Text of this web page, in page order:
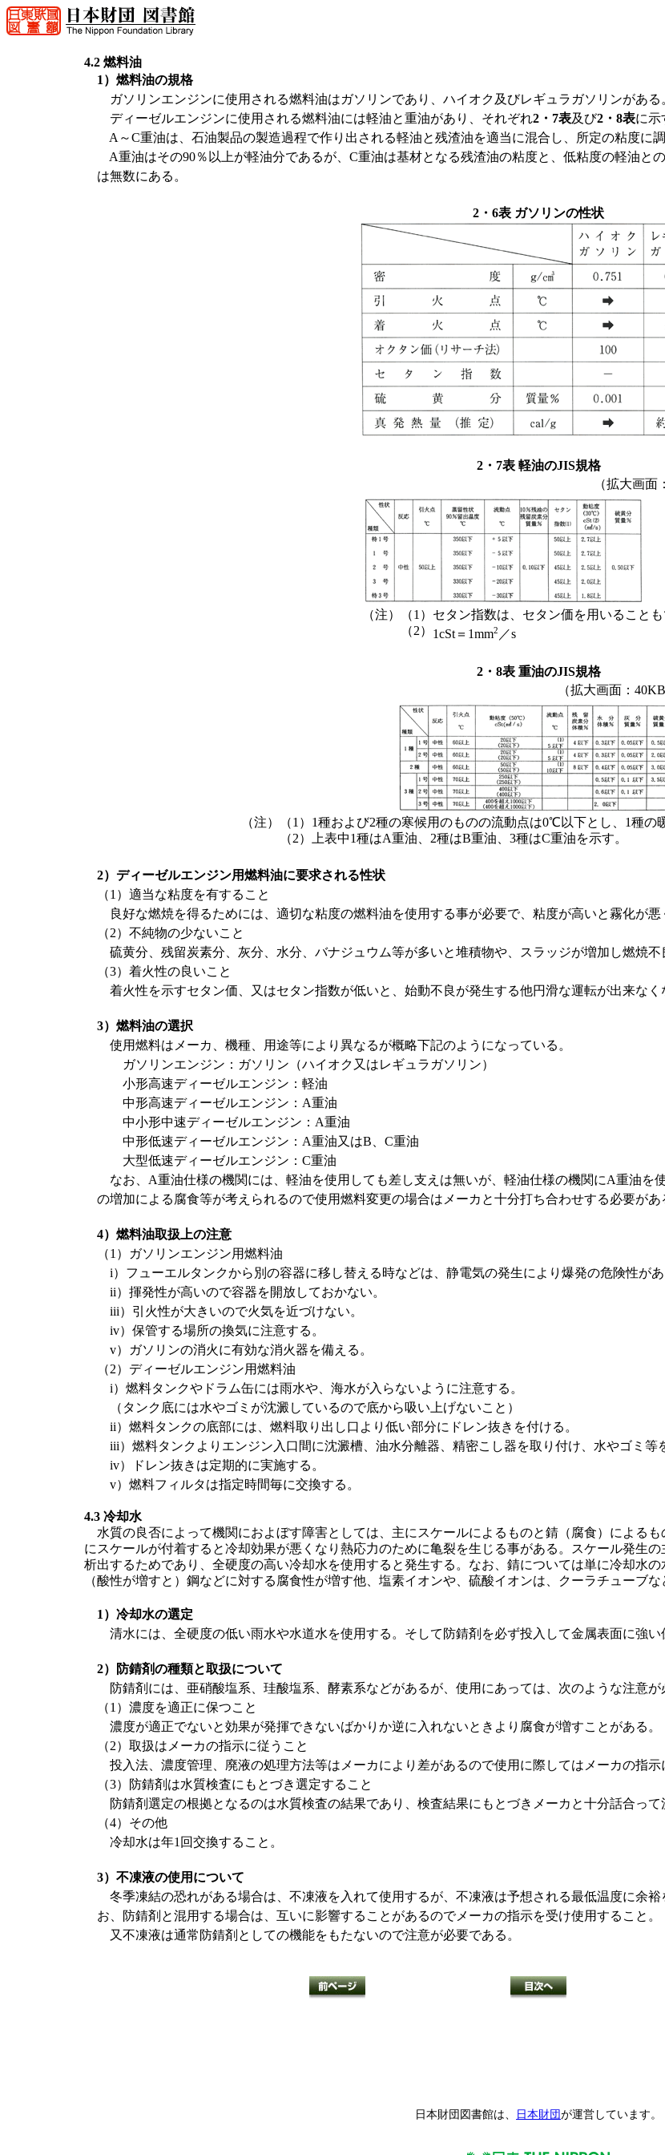
4.2 燃料油
1）燃料油の規格
ガソリンエンジンに使用される燃料油はガソリンであり、ハイオク及びレギュラガソリンがあ
ディーゼルエンジンに使用される燃料油には軽油と重油があり、それぞれ2・7表及び2・8表に示
A～C重油は、石油製品の製造過程で作り出される軽油と残渣油を適当に混合し、所定の粘度に調
A重油はその90％以上が軽油分であるが、C重油は基材となる残渣油の粘度と、低粘度の軽油と
は無数にある。
2・6表 ガソリンの性状
2・7表 軽油のJIS規格
（拡大画面
（注） （1） セタン指数は、セタン価を用いることも
（2） 1cSt＝1mm2 ／s
2・8表 重油のJIS規格
（拡大画面：40KB
（注） （1） 1種および2種の寒候用のものの流動点は0℃以下とし、1種の
（2） 上表中1種はA重油、2種はB重油、3種はC重油を示す。
2）ディーゼルエンジン用燃料油に要求される性状
（1）適当な粘度を有すること
良好な燃焼を得るためには、適切な粘度の燃料油を使用する事が必要で、粘度が高いと霧化が悪
（2）不純物の少ないこと
硫黄分、残留炭素分、灰分、水分、バナジュウム等が多いと堆積物や、スラッジが増加し燃焼不
（3）着火性の良いこと
着火性を示すセタン価、又はセタン指数が低いと、始動不良が発生する他円滑な運転が出来なく
3）燃料油の選択
使用燃料はメーカ、機種、用途等により異なるが概略下記のようになっている。
ガソリンエンジン：ガソリン（ハイオク又はレギュラガソリン）
小形高速ディーゼルエンジン：軽油
中形高速ディーゼルエンジン：A重油
中小形中速ディーゼルエンジン：A重油
中形低速ディーゼルエンジン：A重油又はB、C重油
大型低速ディーゼルエンジン：C重油
なお、A重油仕様の機関には、軽油を使用しても差し支えは無いが、軽油仕様の機関にA重油を
の増加による腐食等が考えられるので使用燃料変更の場合はメーカと十分打ち合わせする必要があ
4）燃料油取扱上の注意
（1）ガソリンエンジン用燃料油
i）フューエルタンクから別の容器に移し替える時などは、静電気の発生により爆発の危険性があ
ii）揮発性が高いので容器を開放しておかない。
iii）引火性が大きいので火気を近づけない。
iv）保管する場所の換気に注意する。
v）ガソリンの消火に有効な消火器を備える。
（2）ディーゼルエンジン用燃料油
i）燃料タンクやドラム缶には雨水や、海水が入らないように注意する。
（タンク底には水やゴミが沈澱しているので底から吸い上げないこと）
ii）燃料タンクの底部には、燃料取り出し口より低い部分にドレン抜きを付ける。
iii）燃料タンクよりエンジン入口間に沈澱槽、油水分離器、精密こし器を取り付け、水やゴミ等
iv）ドレン抜きは定期的に実施する。
v）燃料フィルタは指定時間毎に交換する。
4.3 冷却水
水質の良否によって機関におよぼす障害としては、主にスケールによるものと錆（腐食）による
にスケールが付着すると冷却効果が悪くなり熱応力のために亀裂を生じる事がある。スケール発生
析出するためであり、全硬度の高い冷却水を使用すると発生する。なお、錆については単に冷却水
（酸性が増すと）鋼などに対する腐食性が増す他、塩素イオンや、硫酸イオンは、クーラチューブな
1）冷却水の選定
清水には、全硬度の低い雨水や水道水を使用する。そして防錆剤を必ず投入して金属表面に強い
2）防錆剤の種類と取扱について
防錆剤には、亜硝酸塩系、珪酸塩系、酵素系などがあるが、使用にあっては、次のような注意が
（1）濃度を適正に保つこと
濃度が適正でないと効果が発揮できないばかりか逆に入れないときより腐食が増すことがある。
（2）取扱はメーカの指示に従うこと
投入法、濃度管理、廃液の処理方法等はメーカにより差があるので使用に際してはメーカの指示
（3）防錆剤は水質検査にもとづき選定すること
防錆剤選定の根拠となるのは水質検査の結果であり、検査結果にもとづきメーカと十分話合って
（4）その他
冷却水は年1回交換すること。
3）不凍液の使用について
冬季凍結の恐れがある場合は、不凍液を入れて使用するが、不凍液は予想される最低温度に余
お、防錆剤と混用する場合は、互いに影響することがあるのでメーカの指示を受け使用すること。
又不凍液は通常防錆剤としての機能をもたないので注意が必要である。
日本財団図書館は、 日本財団が運営しています。